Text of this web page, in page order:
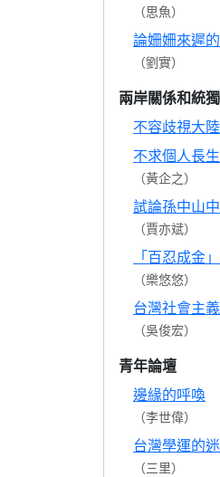
（思魚）
論姍姍來遲
（劉實）
兩岸關係和統
不容歧視大
不求個人長
（黃企之）
試論孫中山
（賈亦斌）
「百忍成金
（樂悠悠）
台灣社會主
（吳俊宏）
青年論壇
邊緣的呼喚
（李世偉）
台灣學運的
（三里）